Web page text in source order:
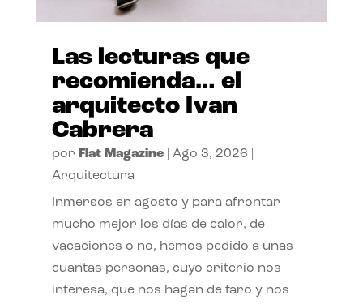
Las lecturas que
recomienda… el
arquitecto Ivan
Cabrera
por Flat Magazine| Ago 3, 2026
Arquitectura
Inmersos en agosto y para afrontar
mucho mejor los días de calor, de
vacaciones o no, hemos pedido a unas
cuantas personas, cuyo criterio nos
interesa, que nos hagan de faro y nos